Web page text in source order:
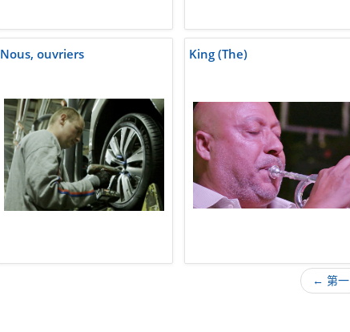
Nous, ouvriers King (The)
← 第一